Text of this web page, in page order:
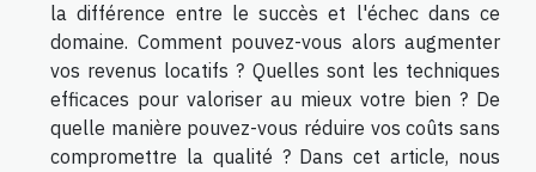
la différence entre le succès et l'échec dans ce
domaine. Comment pouvez-vous alors augmenter
vos revenus locatifs ? Quelles sont les techniques
efficaces pour valoriser au mieux votre bien ? De
quelle manière pouvez-vous réduire vos coûts sans
compromettre la qualité ? Dans cet article, nous